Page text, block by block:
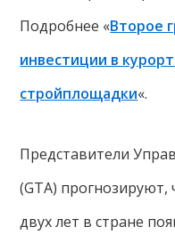
Подробнее «Второе
инвестиции в
стройплощадки«.
Представители
(GTA)
двух лет в стране